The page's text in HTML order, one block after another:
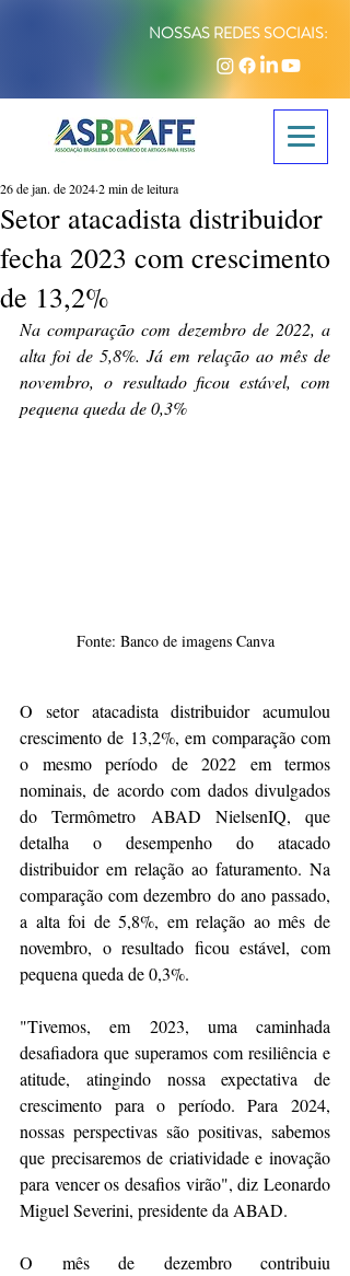
NOSSAS REDES SOCIAIS:
Setor atacadista distribuidor
fecha 2023 com crescimento
de 13,2%
26 de jan. de 20242 min de leitura
Na comparação com dezembro de 2022, a
alta foi de 5,8%. Já em relação ao mês de
novembro, o resultado ficou estável, com
pequena queda de 0,3%
Fonte: Banco de imagens Canva
O setor atacadista distribuidor acumulou
crescimento de 13,2%, em comparação com
o mesmo período de 2022 em termos
nominais, de acordo com dados divulgados
do Termômetro ABAD NielsenIQ, que
detalha o desempenho do atacado
distribuidor em relação ao faturamento. Na
comparação com dezembro do ano passado,
a alta foi de 5,8%, em relação ao mês de
novembro, o resultado ficou estável, com
pequena queda de 0,3%.
"Tivemos, em 2023, uma caminhada
desafiadora que superamos com resiliência e
atitude, atingindo nossa expectativa de
crescimento para o período. Para 2024,
nossas perspectivas são positivas, sabemos
que precisaremos de criatividade e inovação
para vencer os desafios virão", diz Leonardo
Miguel Severini, presidente da ABAD.
O mês de dezembro contribuiu